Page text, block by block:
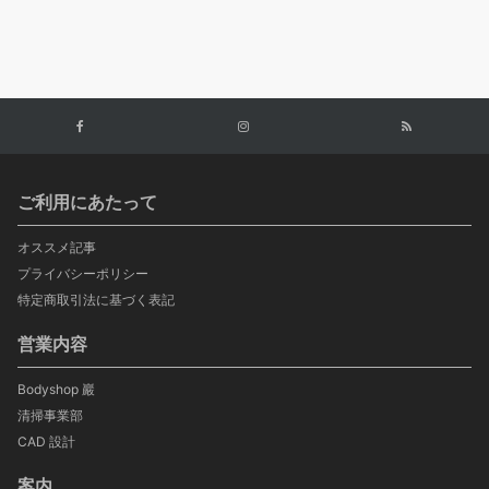
ご利用にあたって
オススメ記事
プライバシーポリシー
特定商取引法に基づく表記
営業内容
Bodyshop 巖
清掃事業部
CAD 設計